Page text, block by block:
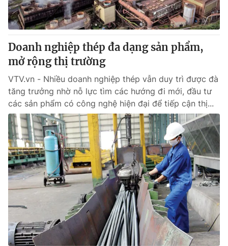
Câu chuyện quốc tế
Tài chính
Thị trường
Góc doanh nghiệp
Dữ liệu và đời sống
Truyền hình
Phim VTV
Hậu trường
Nhân vật
Khán giả
Giải sao mai
Giải trí
Điện ảnh
Âm nhạc
Sao
Đời sống
Du lịch
Làm đẹp
Chất lượng cuộc sống
Giáo dục
Tuyển sinh
Học trực tuyến
Công nghệ
Hitech Công nghệ tương lai
Sản phẩm
Thị trường
Giao lưu trực tuyến
Lịch phát sóng
Doanh nghiệp thép đa dạng sản phẩm,
mở rộng thị trường
VTV.vn - Nhiều doanh nghiệp thép vẫn duy trì được đà
tăng trưởng nhờ nỗ lực tìm các hướng đi mới, đầu tư
các sản phẩm có công nghệ hiện đại để tiếp cận thị...